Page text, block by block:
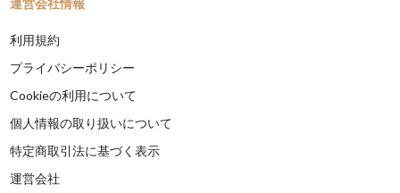
運営会社情報
利用規約
プライバシーポリシー
Cookieの利用について
個人情報の取り扱いについて
特定商取引法に基づく表示
運営会社